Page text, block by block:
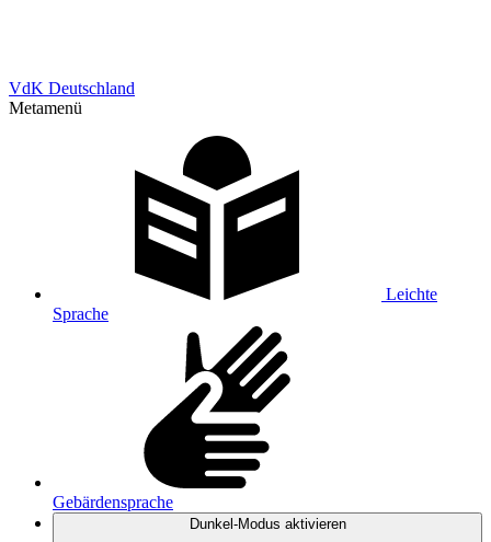
VdK Deutschland
Metamenü
Leichte
Sprache
Gebärdensprache
Dunkel-Modus aktivieren